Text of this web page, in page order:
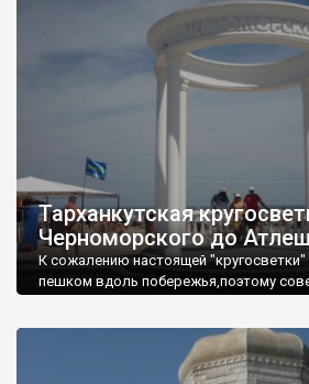
Тарханкутская
Черноморского до
К сожалению настоящей "кругосветки"
пешком вдоль побережья,поэтому